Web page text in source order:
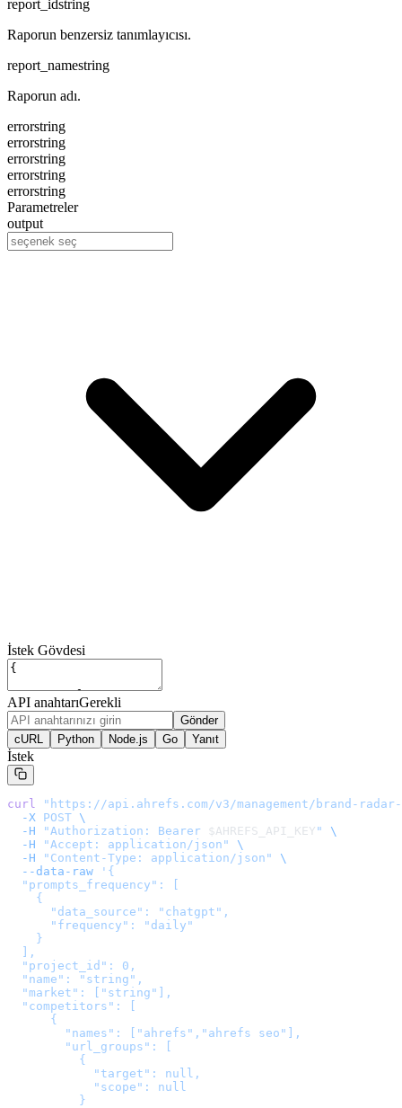
report_idstring
Raporun benzersiz tanımlayıcısı.
report_namestring
Raporun adı.
errorstring
errorstring
errorstring
errorstring
errorstring
Parametreler
output
İstek Gövdesi
API anahtarıGerekli
Gönder
cURL
Python Node.js Go Yanıt
İstek
curl " https://api.ahrefs.com/v3/management/brand-
  -X
POST \
  -H
"Authorization: Bearer $AHREFS_API_KEY "
\
  -H
"Accept: application/json"
\
  -H
"Content-Type: application/json"
\
  --data-raw
' {
  "prompts_frequency": [
    {
      "data_source": "chatgpt",
      "frequency": "daily"
    }
  ],
  "project_id": 0,
  "name": "string",
  "market": ["string"],
  "competitors": [
      {
        "names": ["ahrefs","ahrefs seo"],
        "url_groups": [
          {
            "target": null,
            "scope": null
          }